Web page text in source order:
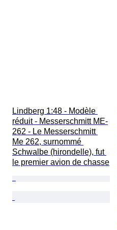
Lindberg 1:48 - Modèle
réduit - Messerschmitt ME-
262 - Le Messerschmitt
Me 262, surnommé
Schwalbe (hirondelle), fut
le premier avion de chasse